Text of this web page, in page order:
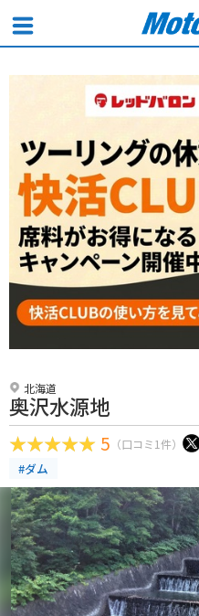
北海道
奥沢水源地
5 （口コミ1件）
#ダム